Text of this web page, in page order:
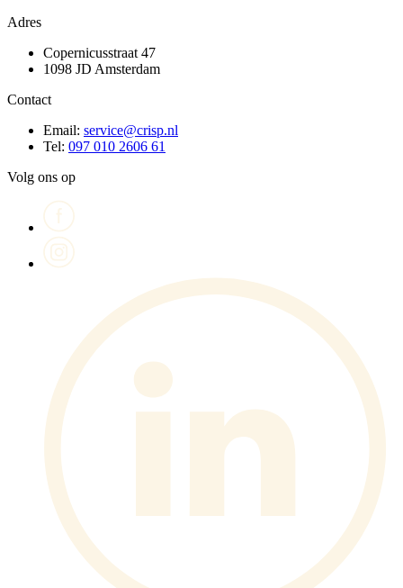
Adres
Copernicusstraat 47
1098 JD Amsterdam
Contact
Email: service@crisp.nl
Tel: 097 010 2606 61
Volg ons op